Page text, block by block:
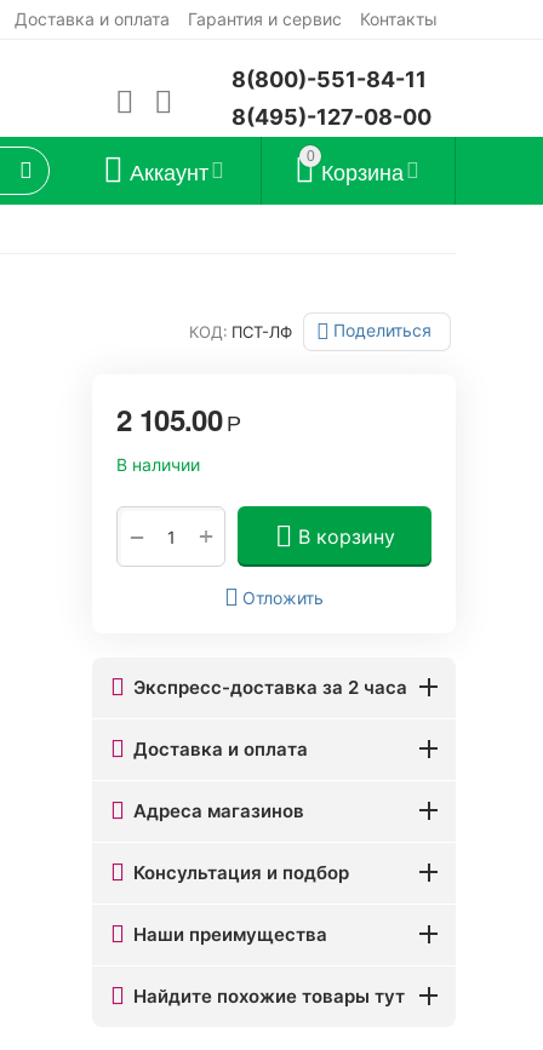
Доставка и оплата Гарантия и сервис Контакты
8(800)-551-84-11
8(495)-127-08-00
0 Корзина
Аккаунт
КОД: ПСТ-ЛФ Поделиться
2 105.00Р
В наличии
+
− В корзину
Отложить
Экспресс-доставка за 2 часа
Доставка и оплата
Адреса магазинов
Консультация и подбор
Наши преимущества
Найдите похожие товары тут